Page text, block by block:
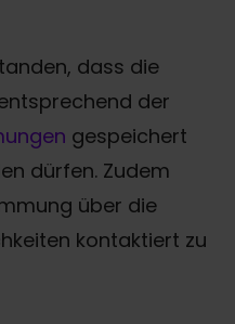
dass die
der
gespeichert
dürfen. Zudem
über die
kontaktiert zu